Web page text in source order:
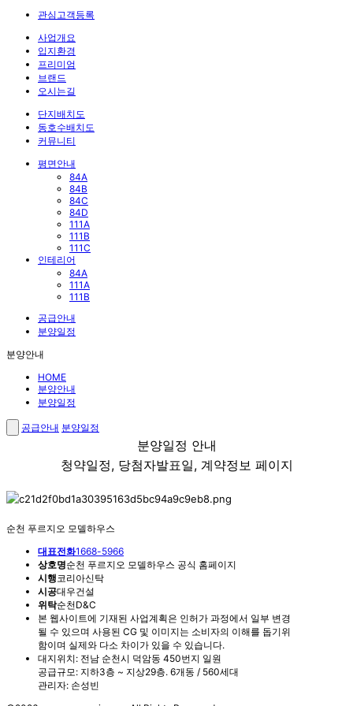
관심고객등록
사업개요
입지환경
프리미엄
브랜드
오시는길
단지배치도
동호수배치도
커뮤니티
평면안내
84A
84B
84C
84D
111A
111B
111C
인테리어
84A
111A
111B
공급안내
분양일정
분양안내
HOME
분양안내
분양일정
공급안내 분양일정
분양일정 안내
청약일정, 당첨자발표일, 계약정보 페이지
순천 푸르지오 모델하우스
대표전화1668-5966
상호명순천 푸르지오 모델하우스 공식 홈페이지
시행코리아신탁
시공대우건설
위탁순천D&C
본 웹사이트에 기재된 사업계획은 인허가 과정에서 일부 변경
될 수 있으며 사용된 CG 및 이미지는 소비자의 이해를 돕기위
함이며 실제와 다소 차이가 있을 수 있습니다.
대지위치: 전남 순천시 덕암동 450번지 일원
공급규모: 지하3층 ~ 지상29층. 6개동 / 560세대
관리자: 손성빈